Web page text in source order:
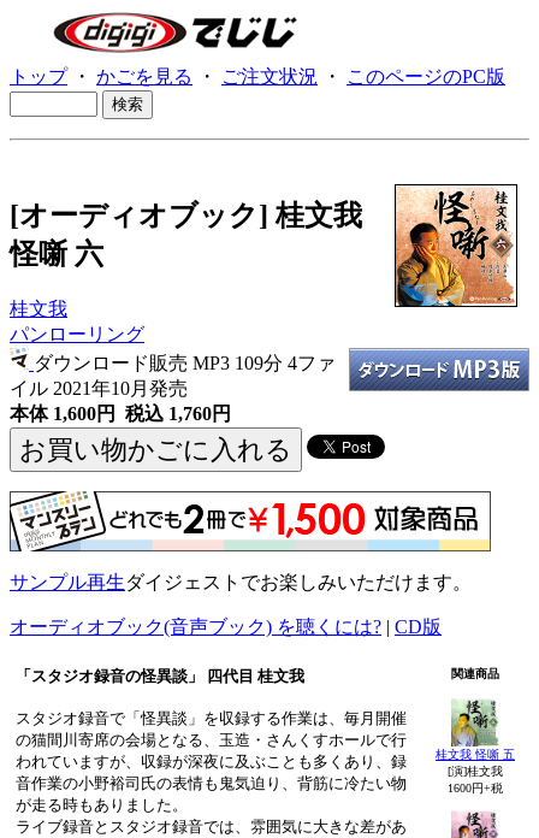
トップ・ かごを見る ・ ご注文状況 ・ このページのPC版
[オーディオブック] 桂文我
怪噺 六
桂文我
パンローリング
ダウンロード販売 MP3 109分 4ファ
イル 2021年10月発売
本体 1,600円 税込 1,760円
サンプル再生ダイジェストでお楽しみいただけます。
オーディオブック(音声ブック) を聴くには? | CD版
「スタジオ録音の怪異談」 四代目 桂文我
スタジオ録音で「怪異談」を収録する作業は、毎月開催
の猫間川寄席の会場となる、玉造・さんくすホールで行
われていますが、収録が深夜に及ぶことも多くあり、録
音作業の小野裕司氏の表情も鬼気迫り、背筋に冷たい物
が走る時もありました。
ライブ録音とスタジオ録音では、雰囲気に大きな差があ
関連商品
桂文我 怪噺 五
[演]桂文我
1600円+税